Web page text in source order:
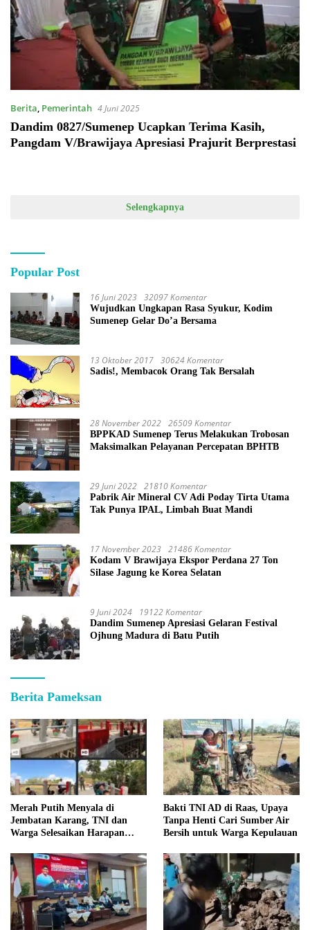
Berita, Pemerintah 4 Juni 2025
Dandim 0827/Sumenep Ucapkan Terima Kasih,
Pangdam V/Brawijaya Apresiasi Prajurit Berprestasi
Selengkapnya
Popular Post
16 Juni 2023 32097 Komentar
Wujudkan Ungkapan Rasa Syukur, Kodim
Sumenep Gelar Do’a Bersama
13 Oktober 2017 30624 Komentar
Sadis!, Membacok Orang Tak Bersalah
28 November 2022 26509 Komentar
BPPKAD Sumenep Terus Melakukan Trobosan
Maksimalkan Pelayanan Percepatan BPHTB
29 Juni 2022 21810 Komentar
Pabrik Air Mineral CV Adi Poday Tirta Utama
Tak Punya IPAL, Limbah Buat Mandi
17 November 2023 21486 Komentar
Kodam V Brawijaya Ekspor Perdana 27 Ton
Silase Jagung ke Korea Selatan
9 Juni 2024 19122 Komentar
Dandim Sumenep Apresiasi Gelaran Festival
Ojhung Madura di Batu Putih
Berita Pameksan
Merah Putih Menyala di
Jembatan Karang, TNI dan
Warga Selesaikan Harapan
Bakti TNI AD di Raas, Upaya
Tanpa Henti Cari Sumber Air
Bersih untuk Warga Kepulauan